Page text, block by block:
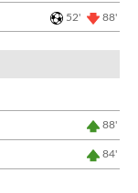
52' 88'
88'
84'